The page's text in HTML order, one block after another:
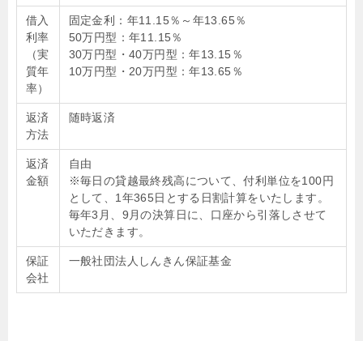
借入
利率
（実
質年
率）
固定金利：年11.15％～年13.65％
50万円型：年11.15％
30万円型・40万円型：年13.15％
10万円型・20万円型：年13.65％
返済
方法
随時返済
返済
金額
自由
※毎日の貸越最終残高について、付利単位を100円
として、1年365日とする日割計算をいたします。
毎年3月、9月の決算日に、口座から引落しさせて
いただきます。
保証
会社
一般社団法人しんきん保証基金